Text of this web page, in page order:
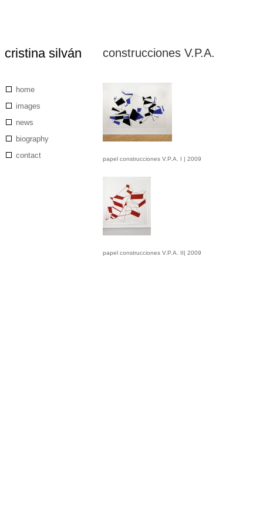
Skip
cristina silván
Main
navigation
home
images
news
biography
contact
construcciones V.P.A.
papel construcciones V.P.A. I | 2009
papel construcciones V.P.A. II| 2009